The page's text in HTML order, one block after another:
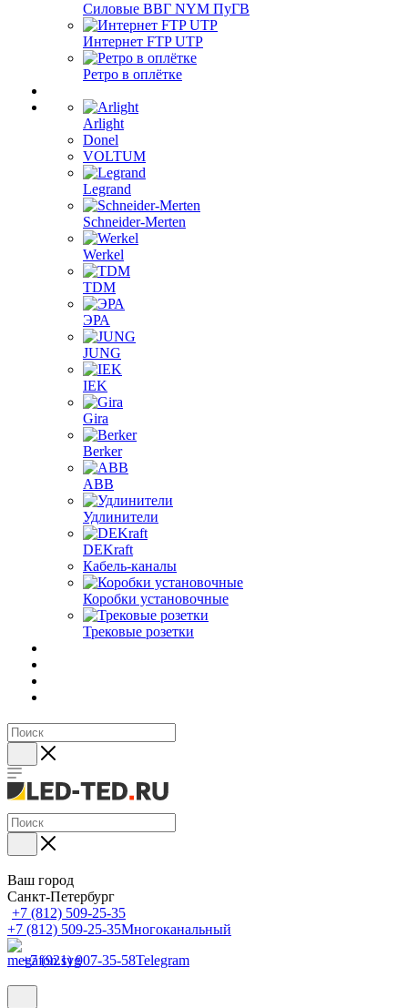
Силовые ВВГ NYM ПуГВ
Интернет FTP UTP
Ретро в оплётке
Arlight
Donel
VOLTUM
Legrand
Schneider-Merten
Werkel
TDM
ЭРА
JUNG
IEK
Gira
Berker
ABB
Удлинители
DEKraft
Кабель-каналы
Коробки установочные
Трековые розетки
Ваш город
Санкт-Петербург
+7 (812) 509-25-35
+7 (812) 509-25-35Многоканальный
+7 (921) 907-35-58Telegram